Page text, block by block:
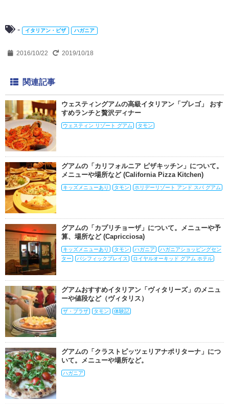
- イタリアン・ピザ ハガニア
2016/10/22 2019/10/18
関連記事
ウェスティングアムの高級イタリアン「プレゴ」 おす
すめランチと贅沢ディナー
ウェスティン リゾート グアム タモン
グアムの「カリフォルニア ピザキッチン」について。
メニューや場所など (California Pizza Kitchen)
キッズメニューあり タモン ホリデーリゾート アンド スパ グアム
グアムの「カプリチョーザ」について。メニューや予
算、場所など (Capricciosa)
キッズメニューあり タモン ハガニア
ハガニアショッピングセン
ター
パシフィックプレイス ロイヤルオーキッド グアム ホテル
グアムおすすめイタリアン「ヴィタリーズ」のメニュ
ーや値段など（ヴィタリス）
ザ・プラザ タモン 体験記
グアムの「クラストピッツェリアナポリターナ」につ
いて。メニューや場所など。
ハガニア